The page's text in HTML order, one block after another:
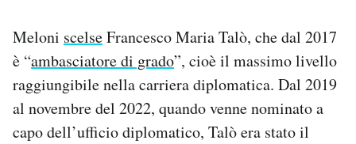
Meloni scelseFrancesco Maria Talò, che dal 2017
è “ambasciatore di grado”, cioè il massimo livello
raggiungibile nella carriera diplomatica. Dal 2019
al novembre del 2022, quando venne nominato a
capo dell’ufficio diplomatico, Talò era stato il